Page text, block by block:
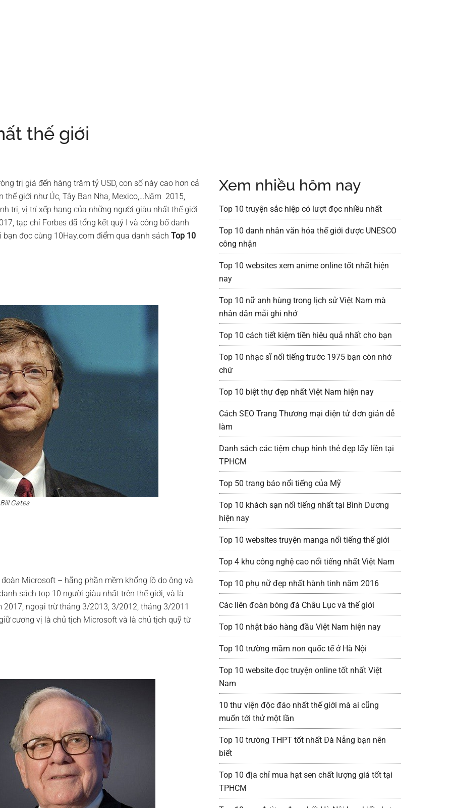
thế giới
trị giá đến hàng trăm tỷ USD, con số này cao hơn cả
giới như Úc, Tây Ban Nha, Mexico,…Năm 2015,
trị, vị trí xếp hạng của những người giàu nhất thế giới
tạp chí Forbes đã tổng kết quý I và công bố danh
đọc cùng 10Hay.com điểm qua danh sách Top 10
Bill Gates
Microsoft – hãng phần mềm khổng lồ do ông và
sách top 10 người giàu nhất trên thế giới, và là
ngoại trừ tháng 3/2013, 3/2012, tháng 3/2011
cương vị là chủ tịch Microsoft và là chủ tịch quỹ từ
Xem nhiều hôm nay
Top 10 truyện sắc hiệp có lượt đọc nhiều nhất
Top 10 danh nhân văn hóa thế giới được UNESCO
công nhận
Top 10 websites xem anime online tốt nhất hiện
nay
Top 10 nữ anh hùng trong lịch sử Việt Nam mà
nhân dân mãi ghi nhớ
Top 10 cách tiết kiệm tiền hiệu quả nhất cho bạn
Top 10 nhạc sĩ nổi tiếng trước 1975 bạn còn nhớ
chứ
Top 10 biệt thự đẹp nhất Việt Nam hiện nay
Cách SEO Trang Thương mại điện tử đơn giản dễ
làm
Danh sách các tiệm chụp hình thẻ đẹp lấy liền tại
TPHCM
Top 50 trang báo nổi tiếng của Mỹ
Top 10 khách sạn nổi tiếng nhất tại Bình Dương
hiện nay
Top 10 websites truyện manga nổi tiếng thế giới
Top 4 khu công nghệ cao nổi tiếng nhất Việt Nam
Top 10 phụ nữ đẹp nhất hành tinh năm 2016
Các liên đoàn bóng đá Châu Lục và thế giới
Top 10 nhật báo hàng đầu Việt Nam hiện nay
Top 10 trường mầm non quốc tế ở Hà Nội
Top 10 website đọc truyện online tốt nhất Việt
Nam
10 thư viện độc đáo nhất thế giới mà ai cũng
muốn tới thử một lần
Top 10 trường THPT tốt nhất Đà Nẵng bạn nên
biết
Top 10 địa chỉ mua hạt sen chất lượng giá tốt tại
TPHCM